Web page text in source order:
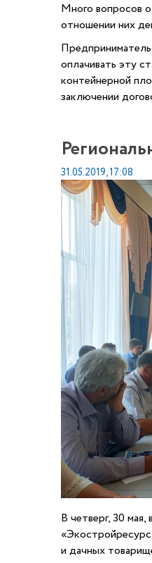
Много вопросов о
отношении них
оплачивать эту
контейнерной
заключении
31.05.2019, 17:08
В четверг, 30
«Экостройресурс
и дачных